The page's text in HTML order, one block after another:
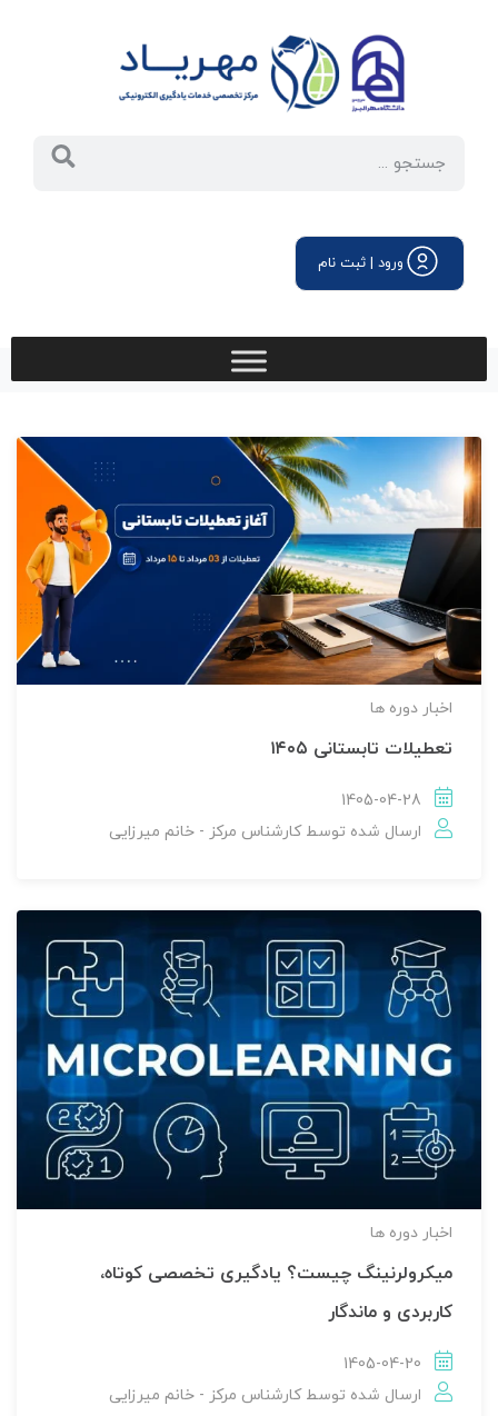
ورود | ثبت نام
اخبار دوره ها
تعطیلات تابستانی ۱۴۰۵
1405-04-28
ارسال شده توسطکارشناس مرکز - خانم میرزایی
اخبار دوره ها
میکرولرنینگ چیست؟ یادگیری تخصصی کوتاه،
کاربردی و ماندگار
1405-04-20
ارسال شده توسطکارشناس مرکز - خانم میرزایی